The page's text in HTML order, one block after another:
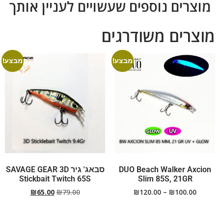
מוצרים נוספים שעשויים לעניין אותך
מוצרים משודרגים
מבצע!
DUO Beach Walker Axcion
Slim 85S, 21GR
₪100.00
–
₪120.00
מבצע!
סבאג' גיר SAVAGE GEAR 3D
Stickbait Twitch 65S
₪79.00
₪65.00